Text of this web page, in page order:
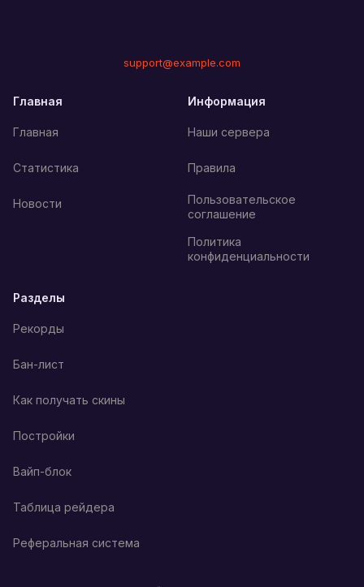
support@example.com
Главная
Главная
Статистика
Новости
Информация
Наши сервера
Правила
Пользовательское
соглашение
Политика
конфиденциальности
Разделы
Рекорды
Бан-лист
Как получать скины
Постройки
Вайп-блок
Таблица рейдера
Реферальная система